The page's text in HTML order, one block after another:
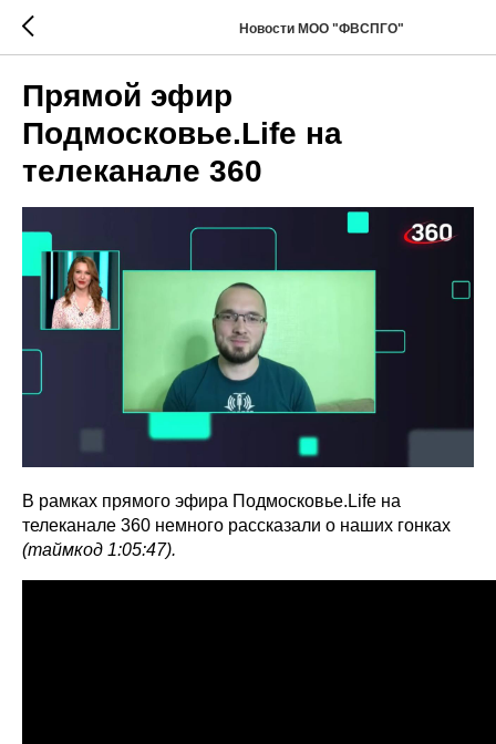
Новости МОО "ФВСПГО"
Прямой эфир
Подмосковье.Life на
телеканале 360
В рамках прямого эфира Подмосковье.Life на
телеканале 360 немного рассказали о наших гонках
(таймкод 1:05:47).